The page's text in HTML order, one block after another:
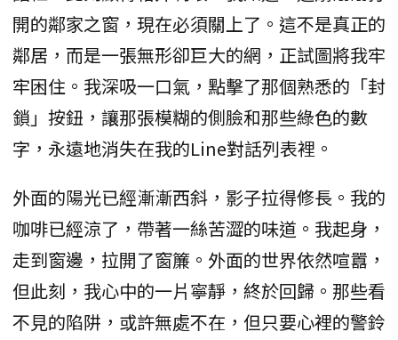
開的鄰家之窗，現在必須關上了。這不是真正的
鄰居，而是一張無形卻巨大的網，正試圖將我牢
牢困住。我深吸一口氣，點擊了那個熟悉的「封
鎖」按鈕，讓那張模糊的側臉和那些綠色的數
字，永遠地消失在我的Line對話列表裡。
外面的陽光已經漸漸西斜，影子拉得修長。我的
咖啡已經涼了，帶著一絲苦澀的味道。我起身，
走到窗邊，拉開了窗簾。外面的世界依然喧囂，
但此刻，我心中的一片寧靜，終於回歸。那些看
不見的陷阱，或許無處不在，但只要心裡的警鈴